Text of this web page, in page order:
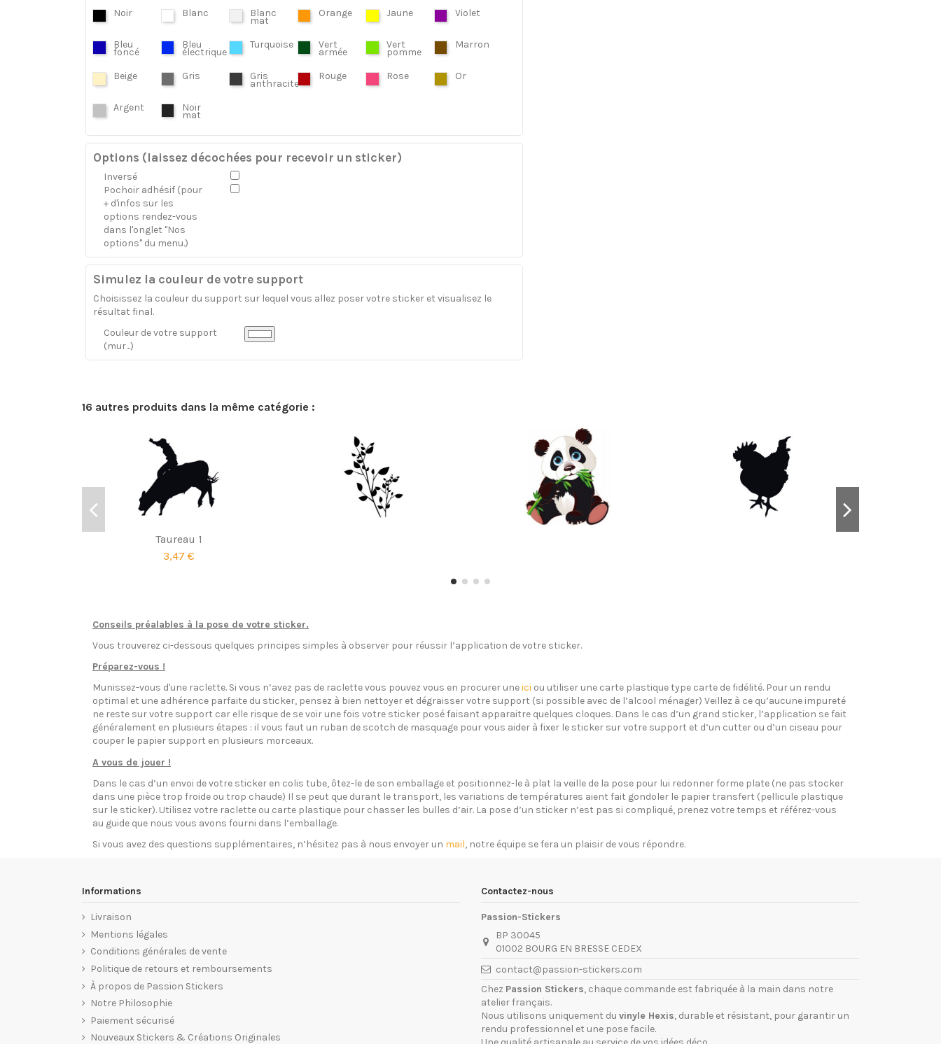
Noir Blanc Blanc
mat
Orange Jaune Violet
Bleu
foncé
Bleu
électrique
Turquoise Vert
armée
Vert
pomme
Marron
Beige Gris Gris
anthracite
Rouge Rose Or
Argent Noir
mat
Options (laissez décochées pour recevoir un sticker)
Inversé
Pochoir adhésif (pour
+ d'infos sur les
options rendez-vous
dans l'onglet "Nos
options" du menu.)
Simulez la couleur de votre support
Choisissez la couleur du support sur lequel vous allez poser votre sticker et visualisez le
résultat final.
Couleur de votre support
(mur...)
16 autres produits dans la même catégorie :
Taureau 1
3,47 €
Conseils préalables à la pose de votre sticker.
Vous trouverez ci-dessous quelques principes simples à observer pour réussir l’application de votre sticker.
Préparez-vous !
Munissez-vous d'une raclette. Si vous n’avez pas de raclette vous pouvez vous en procurer uneici ou utiliser une carte plastique type carte de fidélité. Pour un rendu
optimal et une adhérence parfaite du sticker, pensez à bien nettoyer et dégraisser votre support (si possible avec de l’alcool ménager) Veillez à ce qu’aucune impureté
ne reste sur votre support car elle risque de se voir une fois votre sticker posé faisant apparaitre quelques cloques. Dans le cas d’un grand sticker, l’application se fait
généralement en plusieurs étapes : il vous faut un ruban de scotch de masquage pour vous aider à fixer le sticker sur votre support et d’un cutter ou d’un ciseau pour
couper le papier support en plusieurs morceaux.
A vous de jouer !
Dans le cas d’un envoi de votre sticker en colis tube, ôtez-le de son emballage et positionnez-le à plat la veille de la pose pour lui redonner forme plate (ne pas stocker
dans une pièce trop froide ou trop chaude) Il se peut que durant le transport, les variations de températures aient fait gondoler le papier transfert (pellicule plastique
sur le sticker). Utilisez votre raclette ou carte plastique pour chasser les bulles d’air. La pose d’un sticker n’est pas si compliqué, prenez votre temps et référez-vous
au guide que nous vous avons fourni dans l’emballage.
Si vous avez des questions supplémentaires, n’hésitez pas à nous envoyer un mail, notre équipe se fera un plaisir de vous répondre.
Informations
Livraison
Mentions légales
Conditions générales de vente
Politique de retours et remboursements
À propos de Passion Stickers
Notre Philosophie
Paiement sécurisé
Nouveaux Stickers & Créations Originales
Contactez-nous
Passion-Stickers
BP 30045
01002 BOURG EN BRESSE CEDEX
contact@passion-stickers.com
Chez Passion Stickers, chaque commande est fabriquée à la main dans notre
atelier français.
Nous utilisons uniquement du vinyle Hexis, durable et résistant, pour garantir un
rendu professionnel et une pose facile.